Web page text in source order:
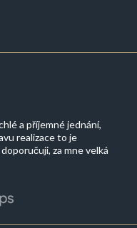
a příjemné jednání,
realizace to je
za mne velká